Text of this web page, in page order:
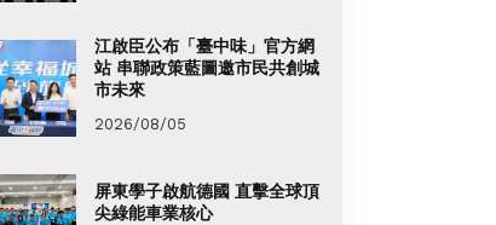
江啟臣公布「臺中味」官方網
站 串聯政策藍圖邀市民共創城
市未來
2026/08/05
屏東學子啟航德國 直擊全球頂
尖綠能車業核心